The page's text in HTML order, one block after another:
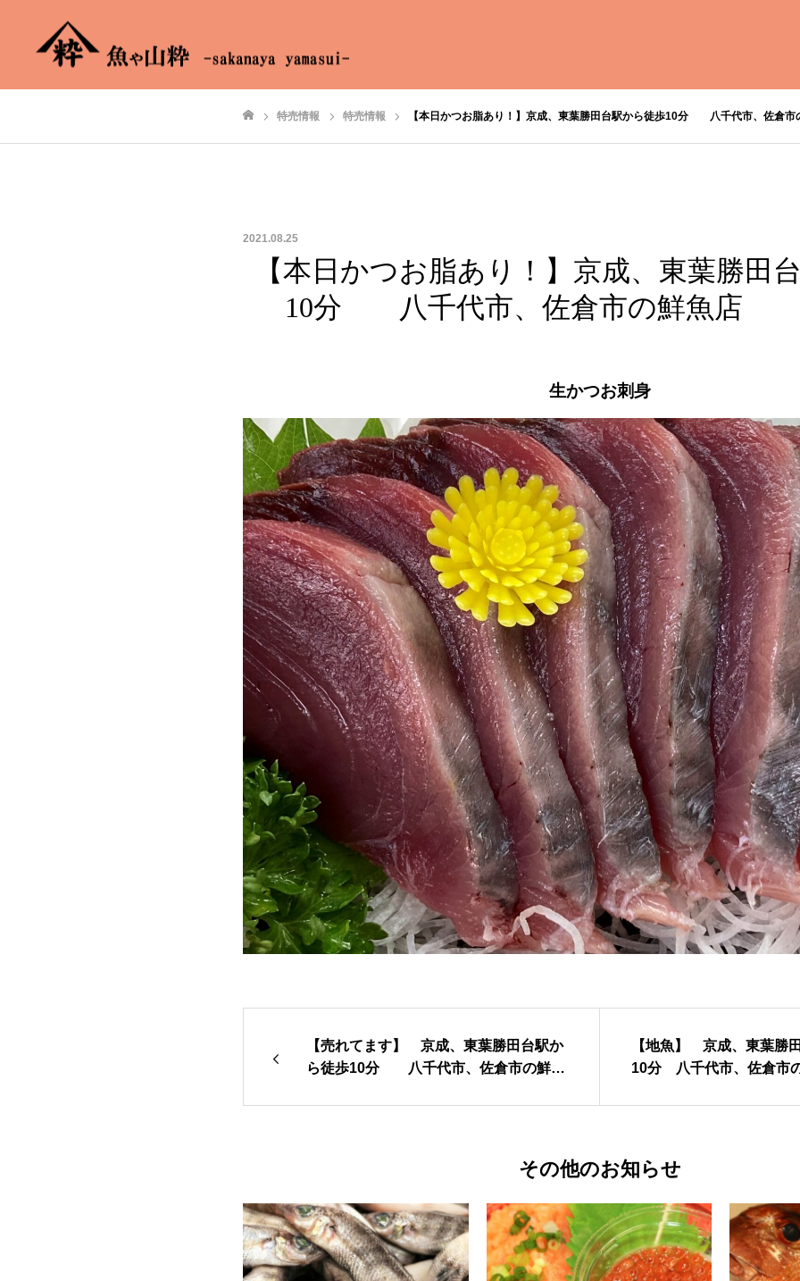
特売情報 特売情報 【本日かつお脂あり！】京成、東葉勝田台駅から徒歩10分 八千代市、佐
2021.08.25
【本日かつお脂あり！】京成、東葉勝田
10分 八千代市、佐倉市の鮮魚店
生かつお刺身
【売れてます】 京成、東葉勝田台駅か
ら徒歩10分 八千代市、佐倉市の鮮魚
【地魚】 京成、東葉勝
10分 八千代市、佐倉
その他のお知らせ